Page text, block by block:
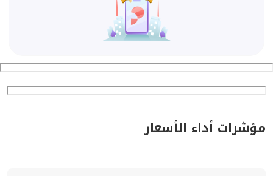
مؤشرات أداء الأسعار